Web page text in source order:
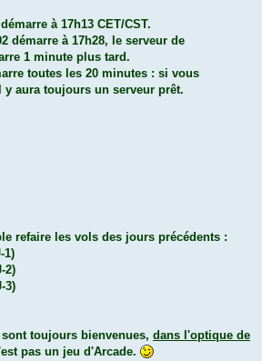
à 17h13 CET/CST.
démarre à 17h28, le serveur de
1 minute plus tard.
toutes les 20 minutes : si vous
aura toujours un serveur prêt.
refaire les vols des jours précédents :
1)
2)
3)
toujours bienvenues, dans l'optique de
pas un jeu d'Arcade.